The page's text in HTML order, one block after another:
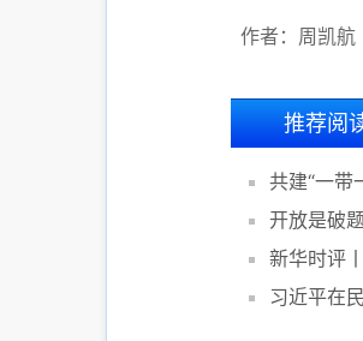
作者：周凯航
推荐阅
共建“一带
开放是破
新华时评
习近平在